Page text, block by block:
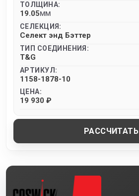
ТОЛЩИНА:
19.05MM
СЕЛЕКЦИЯ:
Селект энд Бэттер
ТИП СОЕДИНЕНИЯ:
T&G
АРТИКУЛ:
1158-1878-10
ЦЕНА:
19 930 ₽
РАССЧИТАТЬ